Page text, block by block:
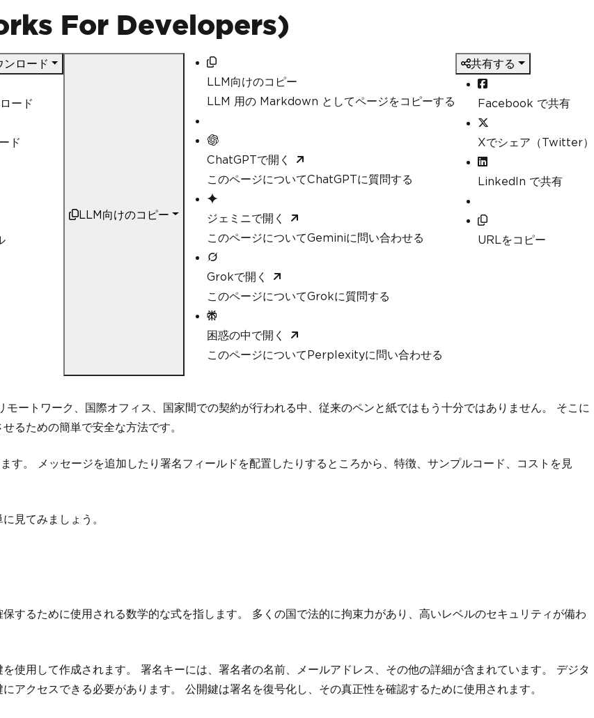
For Developers)
ロード
ード
ド
LLM向けのコピー
LLM向けのコピー
LLM 用の Markdown としてページをコピーする
ChatGPTで開く
このページについてChatGPTに質問する
ジェミニで開く
このページについてGeminiに問い合わせる
Grokで開く
このページについてGrokに質問する
困惑の中で開く
このページについてPerplexityに問い合わせる
共有する
Facebook で共有
Xでシェア（Twitter）
LinkedIn で共有
URLをコピー
ートワーク、国際オフィス、国家間での契約が行われる中、従来のペンと紙ではもう十分ではありません。 そこに
るための簡単で安全な方法です。
。 メッセージを追加したり署名フィールドを配置したりするところから、特徴、サンプルコード、コストを見
見てみましょう。
するために使用される数学的な式を指します。 多くの国で法的に拘束力があり、高いレベルのセキュリティが備わ
使用して作成されます。 署名キーには、署名者の名前、メールアドレス、その他の詳細が含まれています。 デジタ
アクセスできる必要があります。 公開鍵は署名を復号化し、その真正性を確認するために使用されます。